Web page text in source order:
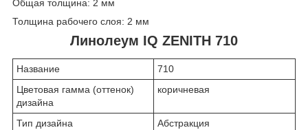
Общая толщина: 2 мм
Толщина рабочего слоя: 2 мм
Линолеум IQ ZENITH 710
Название
710
Цветовая гамма (оттенок)
дизайна
коричневая
Тип дизайна
Абстракция